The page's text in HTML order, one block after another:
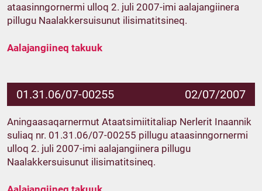
ataasinngornermi ulloq 2. juli 2007-imi aalajangiinera
pillugu Naalakkersuisunut ilisimatitsineq.
Aalajangiineq takuuk
01.31.06/07-00255 02/07/2007
Aningaasaqarnermut Ataatsimiititaliap Nerlerit Inaannik
suliaq nr. 01.31.06/07-00255 pillugu ataasinngornermi
ulloq 2. juli 2007-imi aalajangiinera pillugu
Naalakkersuisunut ilisimatitsineq.